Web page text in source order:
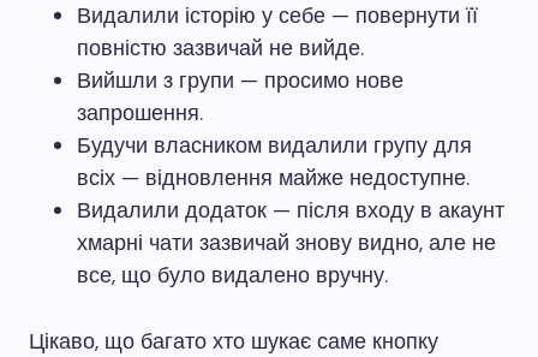
Видалили історію у себе — повернути її
повністю зазвичай не вийде.
Вийшли з групи — просимо нове
запрошення.
Будучи власником видалили групу для
всіх — відновлення майже недоступне.
Видалили додаток — після входу в акаунт
хмарні чати зазвичай знову видно, але не
все, що було видалено вручну.
Цікаво, що багато хто шукає саме кнопку